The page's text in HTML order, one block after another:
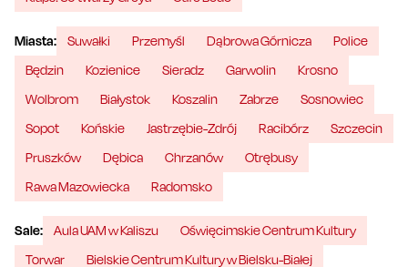
Miasta: Suwałki Przemyśl Dąbrowa Górnicza
Police
Będzin
Kozienice Sieradz Garwolin
Krosno
Wolbrom
Białystok Koszalin Zabrze
Sosnowiec
Sopot
Końskie Jastrzębie-Zdrój Racibórz
Szczecin
Pruszków
Dębica Chrzanów
Otrębusy
Rawa Mazowiecka
Radomsko
Sale: Aula UAM w Kaliszu
Oświęcimskie Centrum Kultury
Torwar
Bielskie Centrum Kultury w Bielsku-Białej